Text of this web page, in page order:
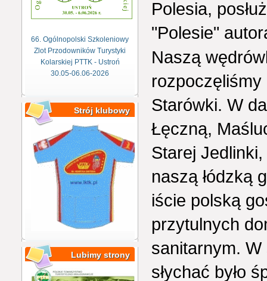
66. Ogólnopolski Szkoleniowy
Zlot Przodowników Turystyki
Kolarskiej PTTK - Ustroń
30.05-06.06-2026
Strój klubowy
Lubimy strony
Polesia,
"Polesie"
Naszą
Starówki. W
Łęczną,
Starej
naszą łódzką
iście polską
przytulnych
sanitarnym.
słychać było